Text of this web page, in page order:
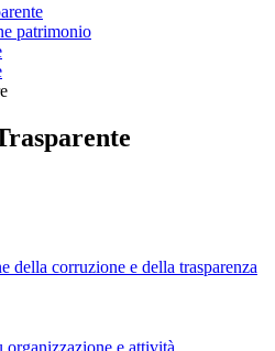
patrimonio
della corruzione e della trasparenza
e attività